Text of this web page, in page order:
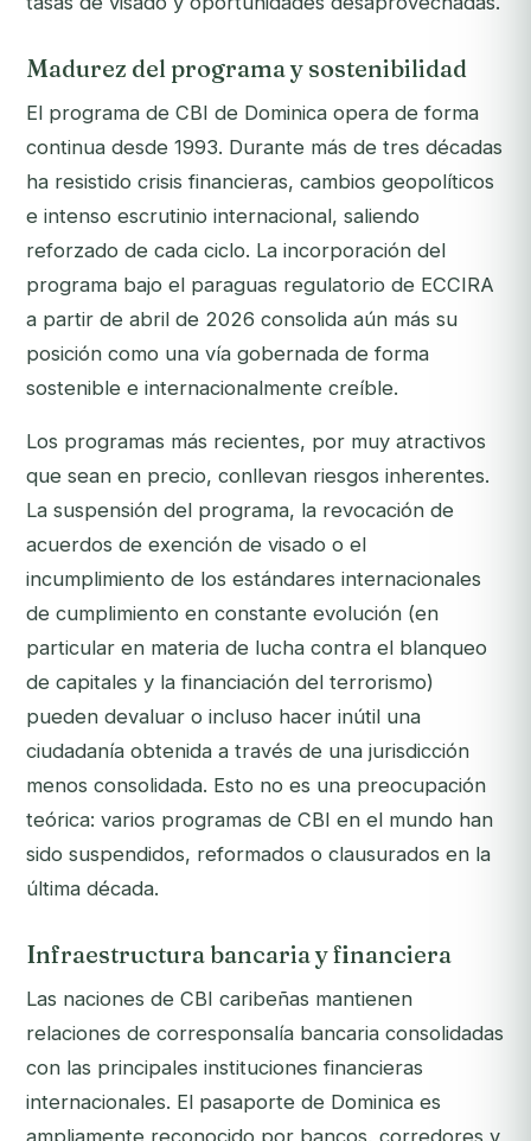
Madurez del programa y sostenibilidad
El programa de CBI de Dominica opera de forma
continua desde 1993. Durante más de tres décadas
ha resistido crisis financieras, cambios geopolíticos
e intenso escrutinio internacional, saliendo
reforzado de cada ciclo. La incorporación del
programa bajo el paraguas regulatorio de ECCIRA
a partir de abril de 2026 consolida aún más su
posición como una vía gobernada de forma
sostenible e internacionalmente creíble.
Los programas más recientes, por muy atractivos
que sean en precio, conllevan riesgos inherentes.
La suspensión del programa, la revocación de
acuerdos de exención de visado o el
incumplimiento de los estándares internacionales
de cumplimiento en constante evolución (en
particular en materia de lucha contra el blanqueo
de capitales y la financiación del terrorismo)
pueden devaluar o incluso hacer inútil una
ciudadanía obtenida a través de una jurisdicción
menos consolidada. Esto no es una preocupación
teórica: varios programas de CBI en el mundo han
sido suspendidos, reformados o clausurados en la
última década.
Infraestructura bancaria y financiera
Las naciones de CBI caribeñas mantienen
relaciones de corresponsalía bancaria consolidadas
con las principales instituciones financieras
internacionales. El pasaporte de Dominica es
ampliamente reconocido por bancos, corredores y